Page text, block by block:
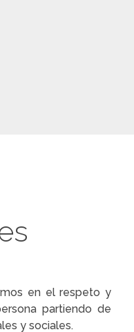
en el respeto y
partiendo de
y sociales.